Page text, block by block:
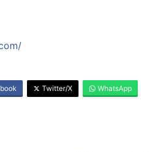
Twitter/X WhatsApp